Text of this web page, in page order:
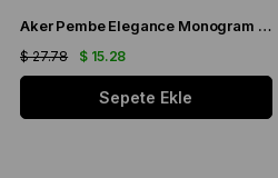
Aker Pembe Elegance Monogram Eşarp 1090500 - 993
$ 15.28
$ 27.78
Sepete Ekle